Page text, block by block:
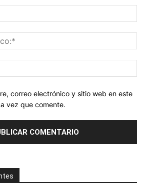
correo electrónico y sitio web en este
vez que comente.